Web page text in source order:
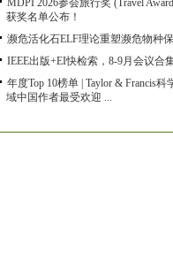
MDPI 2026参会旅行奖 (Travel
获奖名单公布！
濒危活化石ELF理论重塑濒危物种
IEEE出版+EI快检索，8-9月会议合
年度Top 10榜单 | Taylor & Francis科
域中国作者最受欢迎 ...